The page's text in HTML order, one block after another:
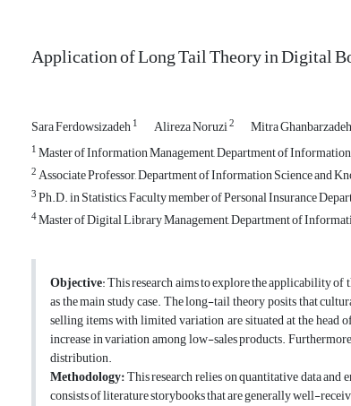
Application of Long Tail Theory in Digital
Sara Ferdowsizadeh1 Alireza Noruzi2 Mitra Ghanbarzadeh
1Master of Information Management, Department of
2Associate Professor, Department of Information Science and
3Ph.D. in Statistics, Faculty member of Personal Insurance
4Master of Digital Library Management, Department of
Objective: This research aims to explore the applicability
as the main study case. The long-tail theory posits that
selling items with limited variation are situated at the head
increase in variation among low-sales products.
distribution.
Methodology:This research relies on quantitative data
consists of literature storybooks that are generally well-